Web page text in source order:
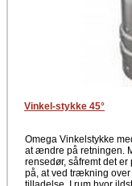
Vinkel-stykke 45°
Omega Vinkelstykke
at ændre på retningen.
rensedør, såfremt det
på, at ved trækning